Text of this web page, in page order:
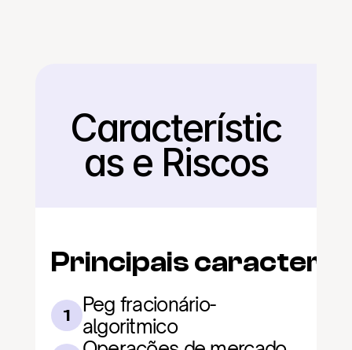
Voltar
Característic
as e Riscos
Principais
1
Peg fracionário-
algoritmico